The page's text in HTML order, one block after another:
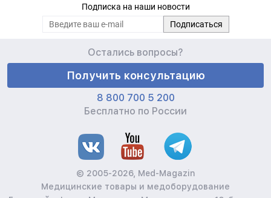
Подписка на наши новости
Остались вопросы?
Получить консультацию
8 800 700 5 200
Бесплатно по России
© 2005-2026, Med-Magazin
Медицинские товары и медоборудование